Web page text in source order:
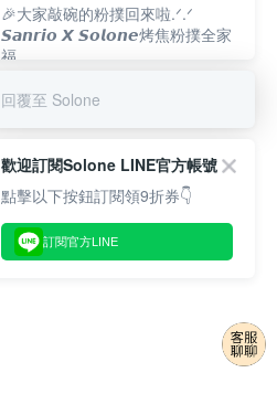
🎉大家敲碗的粉撲回來啦.ᐟ‪‪.ᐟ
𝙎𝙖𝙣𝙧𝙞𝙤 𝙓 𝙎𝙤𝙡𝙤𝙣𝙚烤焦粉撲全家
福
回覆至 Solone
歡迎訂閱Solone LINE官方帳號
點擊以下按鈕訂閱領9折券👇
訂閱官方LINE